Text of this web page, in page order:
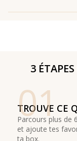
3
01
TROUVE CE
Parcours plus de
et ajoute tes
ta box.